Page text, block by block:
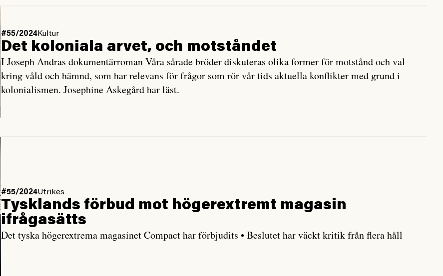
#55/2024Kultur
Det koloniala arvet, och motståndet
I Joseph Andras dokumentärroman Våra sårade bröder diskuteras olika former för motstånd och val
kring våld och hämnd, som har relevans för frågor som rör vår tids aktuella konflikter med grund i
kolonialismen. Josephine Askegård har läst.
#55/2024Utrikes
Tysklands förbud mot högerextremt magasin
ifrågasätts
Det tyska högerextrema magasinet Compact har förbjudits • Beslutet har väckt kritik från flera håll